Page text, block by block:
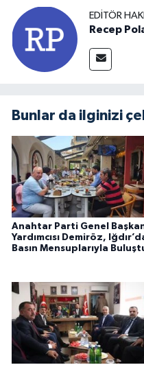
EDITÖR
Recep
Bunlar da ilginizi
Anahtar Parti Genel
Yardımcısı Demiröz,
Basın Mensuplarıyla